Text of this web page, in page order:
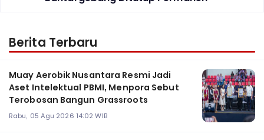
Berita Terbaru
Muay Aerobik Nusantara Resmi Jadi
Aset Intelektual PBMI, Menpora Sebut
Terobosan Bangun Grassroots
Rabu, 05 Agu 2026 14:02 WIB